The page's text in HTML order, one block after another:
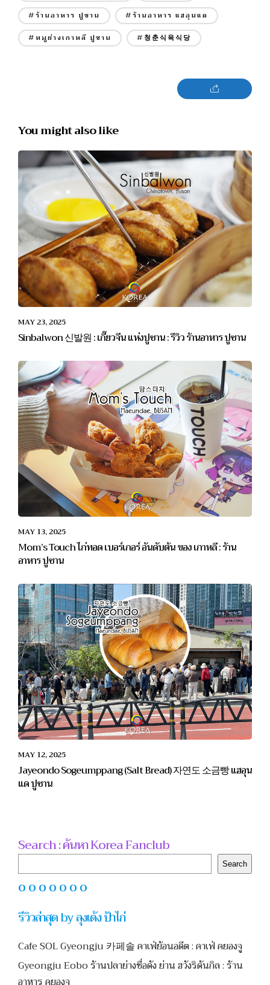
#ร้านอาหาร ปูซาน
#ร้านอาหาร แฮอุนแด
#หมูย่างเกาหลี ปูซาน
#청춘식육식당
You might also like
MAY 23, 2025
Sinbalwon 신발원 : เกี๊ยวจีน แห่งปูซาน : รีวิว ร้านอาหาร ปูซาน
MAY 13, 2025
Mom’s Touch ไก่ทอด เบอร์เกอร์ อันดับต้น ของ เกาหลี : ร้าน
อาหาร ปูซาน
MAY 12, 2025
Jayeondo Sogeumppang (Salt Bread) 자연도 소금빵 แฮอุน
แด ปูซาน
Search : ค้นหา Korea Fanclub
Search
O O O O O O O
รีวิวล่าสุด by ลุงเด้ง ป้าไก่
Cafe SOL Gyeongju 카페솔 คาเฟ่ย้อนอดีต : คาเฟ่ คยองจู
Gyeongju Eobo ร้านปลาย่างชื่อดัง ย่าน ฮวังริดันกิล : ร้าน